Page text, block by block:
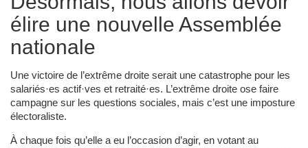
élire une nouvelle Assemblée
nationale
Une victoire de l’extrême droite serait une catastrophe pour les
salariés·es actif·ves et retraité·es. L’extrême droite ose faire
campagne sur les questions sociales, mais c’est une imposture
électoraliste.
À chaque fois qu’elle a eu l’occasion d’agir, en votant au